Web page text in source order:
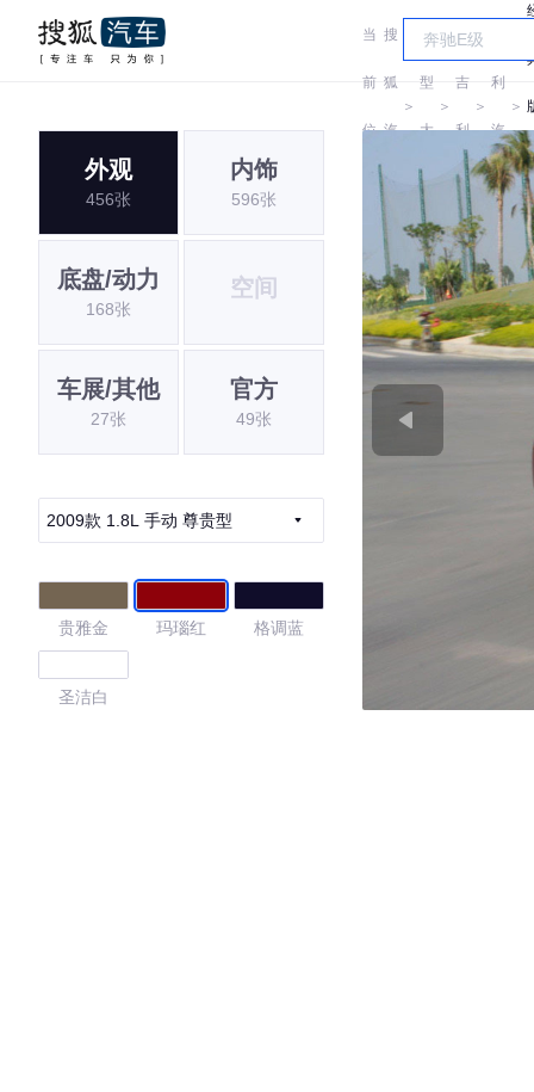
当
前
位
置:
搜
狐
汽
＞
车
型
大
全
＞
吉
利
＞
利
汽
车
＞
外观
456张
内饰
596张
底盘/动力
168张
空间
车展/其他
27张
官方
49张
2009款 1.8L 手动 尊贵型
贵雅金 玛瑙红 格调蓝
圣洁白